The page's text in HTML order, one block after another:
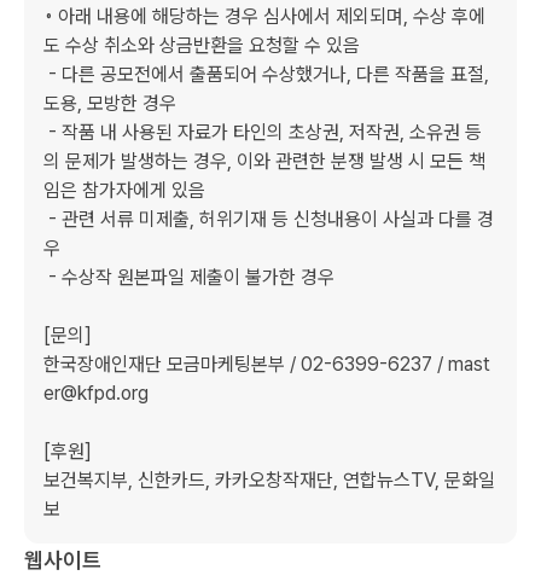
◦ 아래 내용에 해당하는 경우 심사에서 제외되며, 수상 후에
도 수상 취소와 상금반환을 요청할 수 있음
도용, 모방한 경우
의 문제가 발생하는 경우, 이와 관련한 분쟁 발생 시 모든 책
임은 참가자에게 있음
우
[문의]
한국장애인재단 모금마케팅본부 / 02-6399-6237 / mast
er@kfpd.org
[후원]
보건복지부, 신한카드, 카카오창작재단, 연합뉴스TV, 문화일
보
웹사이트